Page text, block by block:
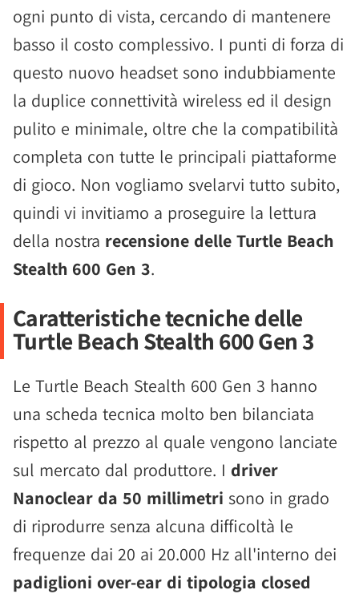
ogni punto di vista, cercando di mantenere
basso il costo complessivo. I punti di forza di
questo nuovo headset sono indubbiamente
la duplice connettività wireless ed il design
pulito e minimale, oltre che la compatibilità
completa con tutte le principali piattaforme
di gioco. Non vogliamo svelarvi tutto subito,
quindi vi invitiamo a proseguire la lettura
della nostra recensione delle Turtle Beach
Stealth 600 Gen 3.
Caratteristiche tecniche delle
Turtle Beach Stealth 600 Gen 3
Le Turtle Beach Stealth 600 Gen 3 hanno
una scheda tecnica molto ben bilanciata
rispetto al prezzo al quale vengono lanciate
sul mercato dal produttore. I driver
Nanoclear da 50 millimetri sono in grado
di riprodurre senza alcuna difficoltà le
frequenze dai 20 ai 20.000 Hz all'interno dei
padiglioni over-ear di tipologia closed